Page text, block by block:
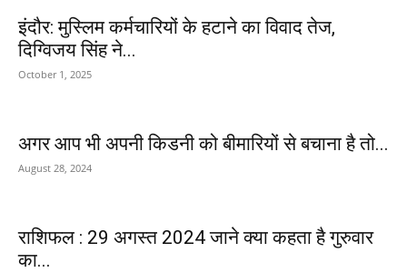
इंदौर: मुस्लिम कर्मचारियों के हटाने का विवाद तेज,
दिग्विजय सिंह ने...
October 1, 2025
अगर आप भी अपनी किडनी को बीमारियों से बचाना है तो...
August 28, 2024
राशिफल : 29 अगस्त 2024 जाने क्या कहता है गुरुवार
का...